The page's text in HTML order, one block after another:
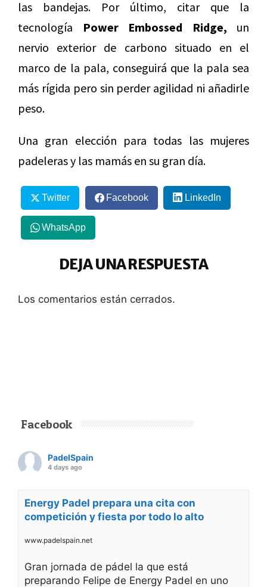
las bandejas. Por último, citar que la
tecnología Power Embossed Ridge, un
nervio exterior de carbono situado en el
marco de la pala, conseguirá que la pala sea
más rígida pero sin perder agilidad ni añadirle
peso.
Una gran elección para todas las mujeres
padeleras y las mamás en su gran día.
Twitter Facebook LinkedIn
WhatsApp
DEJA UNA RESPUESTA
Los comentarios están cerrados.
Facebook
PadelSpain
4 days ago
Energy Padel prepara una cita con
competición y fiesta por todo lo alto
www.padelspain.net
Gran jornada de pádel la que está
preparando Felipe de Energy Padel en uno